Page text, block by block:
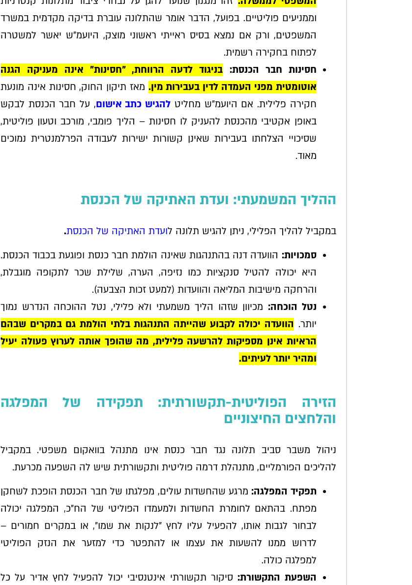
וממניעים פוליטיים. בפועל, הדבר אומר שהתלונה עוברת בדיקה מקדמית במשרד
המשפטים, ורק אם נמצא בסיס ראייתי ראשוני מוצק, היועמ"ש יאשר למשטרה
לפתוח בחקירה רשמית.
חסינות חבר הכנסת: בניגוד לדעה הרווחת, "חסינות" אינה מעניקה הגנה
אוטומטית מפני העמדה לדין בעבירות מין. מאז תיקון החוק, חסינות אינה מונעת
חקירה פלילית. אם היועמ"ש מחליט להגיש כתב אישום, על חבר הכנסת לבקש
באופן אקטיבי מהכנסת להעניק לו חסינות – הליך פומבי, מורכב וטעון פוליטית,
שסיכויי הצלחתו בעבירות שאינן קשורות ישירות לעבודה הפרלמנטרית נמוכים
מאוד.
ההליך המשמעתי: ועדת האתיקה של הכנסת
במקביל להליך הפלילי, ניתן להגיש תלונה לועדת האתיקה של הכנסת.
סמכויות: הוועדה דנה בהתנהגות שאינה הולמת חבר כנסת ופוגעת בכבוד הכנסת.
היא יכולה להטיל סנקציות כמו נזיפה, הערה, שלילת שכר לתקופה מוגבלת,
והרחקה מישיבות המליאה והוועדות (למעט זכות הצבעה).
נטל הוכחה: מכיוון שזהו הליך משמעתי ולא פלילי, נטל ההוכחה הנדרש נמוך
יותר. הוועדה יכולה לקבוע שהייתה התנהגות בלתי הולמת גם במקרים שבהם
הראיות אינן מספיקות להרשעה פלילית, מה שהופך אותה לערוץ פעולה יעיל
ומהיר יותר לעיתים.
הזירה הפוליטית-תקשורתית: תפקידה של המפלגה
והלחצים החיצוניים
ניהול משבר סביב תלונה נגד חבר כנסת אינו מתנהל בוואקום משפטי. במקביל
להליכים הפורמליים, מתנהלת דרמה פוליטית ותקשורתית שיש לה השפעה מכרעת.
תפקיד המפלגה: מרגע שהחשדות עולים, מפלגתו של חבר הכנסת הופכת לשחקן
מפתח. בהתאם לחומרת החשדות ולמעמדו הפוליטי של הח"כ, המפלגה יכולה
לבחור לגבות אותו, להפעיל עליו לחץ "לנקות את שמו", או במקרים חמורים –
לדרוש ממנו להשעות את עצמו או להתפטר כדי למזער את הנזק הפוליטי
למפלגה כולה.
השפעת התקשורת: סיקור תקשורתי אינטנסיבי יכול להפעיל לחץ אדיר על כל